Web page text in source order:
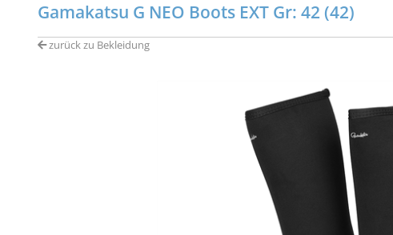
Gamakatsu G NEO Boots EXT Gr: 42 (42)
zurück zu Bekleidung